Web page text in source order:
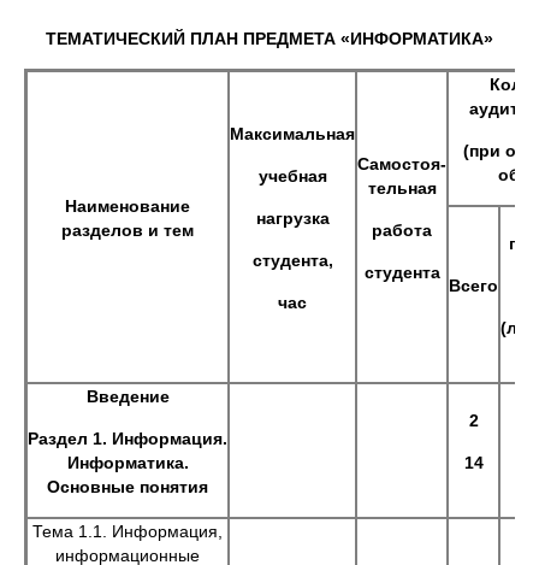
ТЕМАТИЧЕСКИЙ ПЛАН ПРЕДМЕТА «ИНФОРМАТИКА»
Наименование
разделов и тем
Максимальная
учебная
нагрузка
студента,
час
Самостоя-
тельная
работа
студента
(при
Всего
Введение
Раздел 1. Информация.
Информатика.
Основные понятия
2
14
Тема 1.1. Информация,
информационные